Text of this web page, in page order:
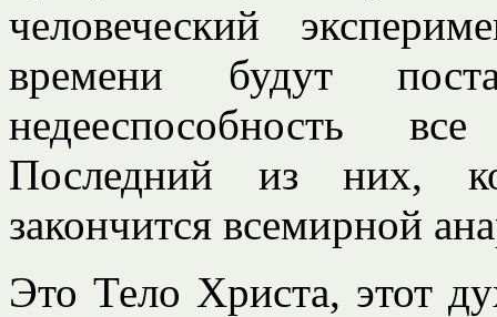
человеческий
времени будут
недееспособность
Последний из них,
закончится всемирной
Это Тело Христа, этот